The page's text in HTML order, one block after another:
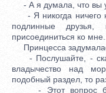
- А я думала, что вы
- Я никогда ничего
подлинные
присоединиться ко мне...
Принцесса
- Послушайте, -
владычество над
подобный раздел, то
- Этот вопрос